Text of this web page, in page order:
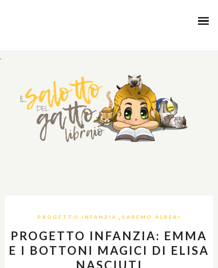
.
PROGETTO INFANZIA , SAREMO ALBERI
PROGETTO INFANZIA: EMMA
E I BOTTONI MAGICI DI ELISA
NASCIUTI